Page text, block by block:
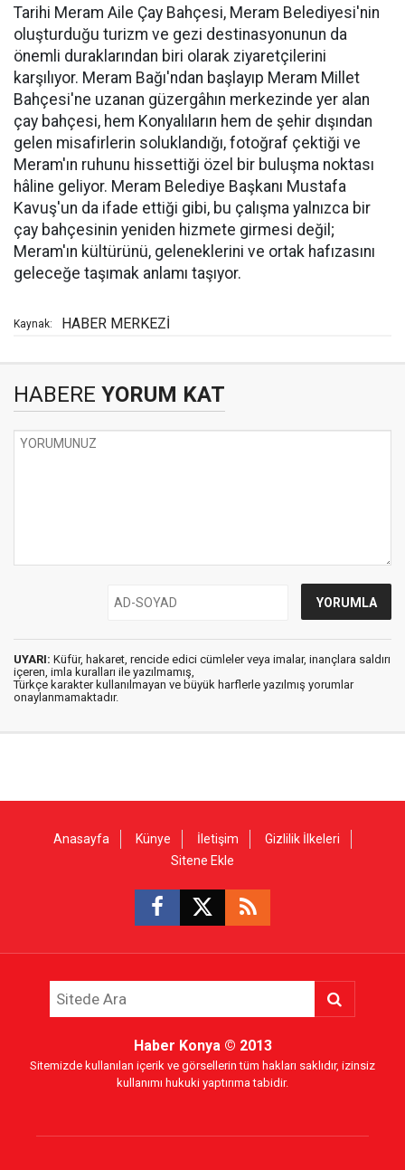
Tarihi Meram Aile Çay Bahçesi, Meram Belediyesi'nin
oluşturduğu turizm ve gezi destinasyonunun da
önemli duraklarından biri olarak ziyaretçilerini
karşılıyor. Meram Bağı'ndan başlayıp Meram Millet
Bahçesi'ne uzanan güzergâhın merkezinde yer alan
çay bahçesi, hem Konyalıların hem de şehir dışından
gelen misafirlerin soluklandığı, fotoğraf çektiği ve
Meram'ın ruhunu hissettiği özel bir buluşma noktası
hâline geliyor. Meram Belediye Başkanı Mustafa
Kavuş'un da ifade ettiği gibi, bu çalışma yalnızca bir
çay bahçesinin yeniden hizmete girmesi değil;
Meram'ın kültürünü, geleneklerini ve ortak hafızasını
geleceğe taşımak anlamı taşıyor.
Kaynak: HABER MERKEZİ
HABERE YORUM KAT
UYARI: Küfür, hakaret, rencide edici cümleler veya imalar, inançlara saldırı
içeren, imla kuralları ile yazılmamış,
Türkçe karakter kullanılmayan ve büyük harflerle yazılmış yorumlar
onaylanmamaktadır.
Anasayfa Künye İletişim
Gizlilik İlkeleri
Sitene Ekle
Haber Konya© 2013
Sitemizde kullanılan içerik ve görsellerin tüm hakları saklıdır, izinsiz
kullanımı hukuki yaptırıma tabidir.